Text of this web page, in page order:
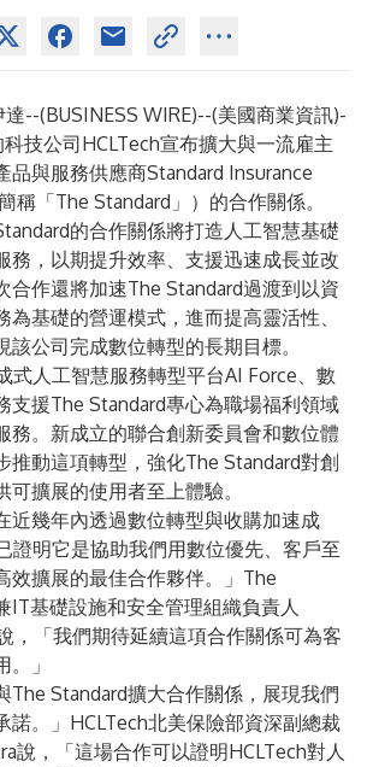
達--(BUSINESS WIRE)--(美國商業資訊)-
技公司HCLTech宣布擴大與一流雇主
品與服務供應商Standard Insurance
簡稱「The Standard」）的合作關係。
的合作關係將打造人工智慧基礎
務，以期提升效率、支援迅速成長並改
合作還將加速The Standard過渡到以資
為基礎的營運模式，進而提高靈活性、
該公司完成數位轉型的長期目標。
式人工智慧服務轉型平台AI Force、數
支援The Standard專心為職場福利領域
務。新成立的聯合創新委員會和數位體
推動這項轉型，強化The Standard對創
可擴展的使用者至上體驗。
近幾年內透過數位轉型與收購加速成
證明它是協助我們用數位優先、客戶至
效擴展的最佳合作夥伴。」The
IT基礎設施和安全管理組織負責人
，「我們期待延續這項合作關係可為客
」
The Standard擴大合作關係，展現我們
諾。」HCLTech北美保險部資深副總裁
說，「這場合作可以證明HCLTech對人